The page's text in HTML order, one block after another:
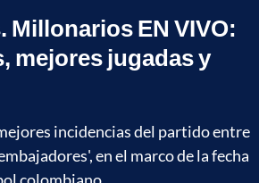
Millonarios EN VIVO:
mejores jugadas y
incidencias del partido entre
en el marco de la fecha
colombiano.